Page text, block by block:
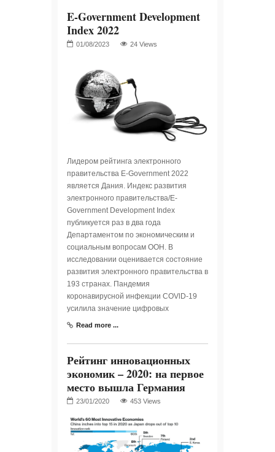
E-Government Development
Index 2022
24 Views
Лидером рейтинга электронного
правительства E-Government 2022
является Дания. Индекс развития
электронного правительства/E-
Government Development Index
публикуется раз в два года
Департаментом по экономическим и
социальным вопросам ООН. В
исследовании оценивается состояние
развития электронного правительства в
193 странах. Пандемия
коронавирусной инфекции COVlD-19
усилила значение цифровых
Read more ...
Рейтинг инновационных
экономик – 2020: на первое
место вышла Германия
453 Views